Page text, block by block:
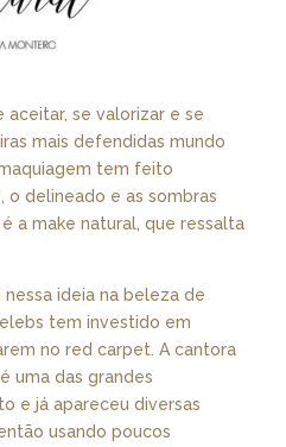
aceitar, se valorizar e se
mais defendidas mundo
tem feito
o delineado e as sombras
a make natural, que ressalta
ideia na beleza de
tem investido em
no red carpet. A cantora
uma das grandes
e já apareceu diversas
usando poucos